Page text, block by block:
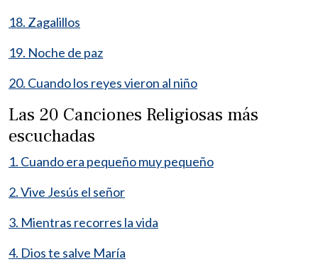
18. Zagalillos
19. Noche de paz
20. Cuando los reyes vieron al niño
Las 20 Canciones Religiosas más
escuchadas
1. Cuando era pequeño muy pequeño
2. Vive Jesús el señor
3. Mientras recorres la vida
4. Dios te salve María